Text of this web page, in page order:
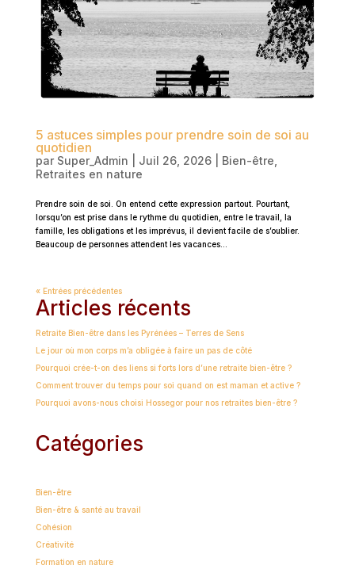
5 astuces simples pour prendre soin de soi au
quotidien
par Super_Admin Juil 26, 2026| Bien-être
Retraites en nature
Prendre soin de soi. On entend cette expression partout. Pourtant,
lorsqu’on est prise dans le rythme du quotidien, entre le travail, la
famille, les obligations et les imprévus, il devient facile de s’oublier.
Beaucoup de personnes attendent les vacances...
« Entrées précédentes
Articles récents
Retraite Bien-être dans les Pyrénées – Terres de Sens
Le jour où mon corps m’a obligée à faire un pas de côté
Pourquoi crée-t-on des liens si forts lors d’une retraite bien-être ?
Comment trouver du temps pour soi quand on est maman et active ?
Pourquoi avons-nous choisi Hossegor pour nos retraites bien-être ?
Catégories
Bien-être
Bien-être & santé au travail
Cohésion
Créativité
Formation en nature